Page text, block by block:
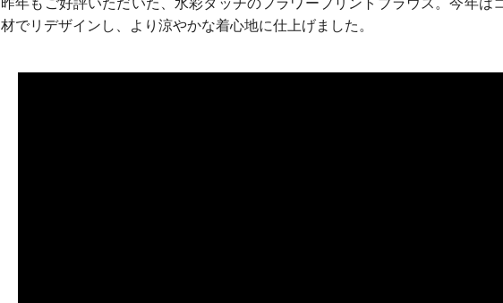
昨年もご好評いただいた、水彩タッチのフラワープリントブラウス。今年は
材でリデザインし、より涼やかな着心地に仕上げました。